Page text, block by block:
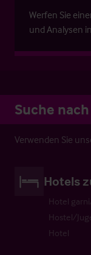
Werfen Sie
und Analysen
Suche
Verwenden Sie
Hotels
Hotel
Hostel/
Hotel